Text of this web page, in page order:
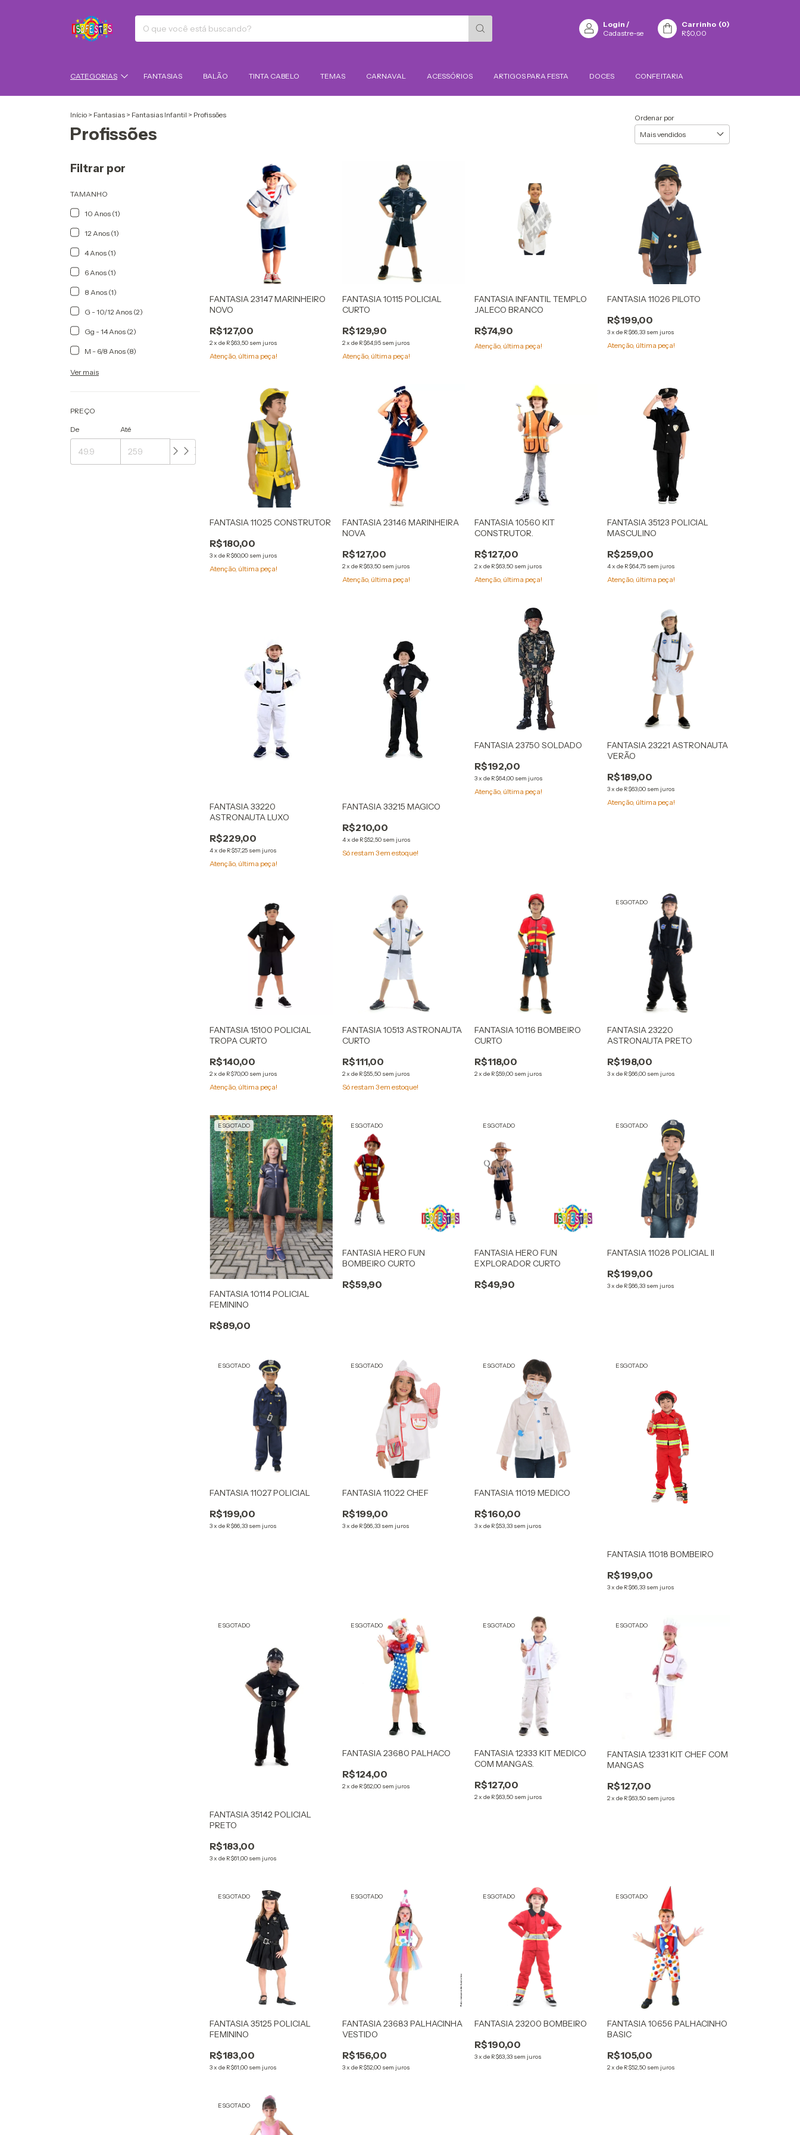
Login /
Cadastre-se
Carrinho (0)
R$0,00
CATEGORIAS FANTASIAS BALÃO TINTA CABELO TEMAS CARNAVAL ACESSÓRIOS ARTIGOS PARA FESTA DOCES CONFEITARIA
Início > Fantasias > Fantasias Infantil > Profissões
Profissões
Ordenar por
Filtrar por
TAMANHO
10 Anos (1)
12 Anos (1)
4 Anos (1)
6 Anos (1)
8 Anos (1)
G - 10/12 Anos (2)
Gg - 14 Anos (2)
M - 6/8 Anos (8)
Ver mais
PREÇO
De Até
FANTASIA 23147 MARINHEIRO
NOVO
R$127,00
2xde R$63,50 sem juros
Atenção, última peça!
FANTASIA 10115 POLICIAL
CURTO
R$129,90
2x de R$64,95 sem juros
Atenção, última peça!
FANTASIA INFANTIL TEMPLO
JALECO BRANCO
R$74,90
Atenção, última peça!
FANTASIA 11026 PILOTO
R$199,00
3x de R$66,33 sem juros
Atenção, última peça!
FANTASIA 11025 CONSTRUTOR
R$180,00
3xde R$60,00 sem juros
Atenção, última peça!
FANTASIA 23146 MARINHEIRA
NOVA
R$127,00
2x de R$63,50 sem juros
Atenção, última peça!
FANTASIA 10560 KIT
CONSTRUTOR.
R$127,00
2xde R$63,50 sem juros
Atenção, última peça!
FANTASIA 35123 POLICIAL
MASCULINO
R$259,00
4x de R$64,75 sem juros
Atenção, última peça!
FANTASIA 33220
ASTRONAUTA LUXO
R$229,00
4xde R$57,25 sem juros
Atenção, última peça!
FANTASIA 33215 MAGICO
R$210,00
4x de R$52,50 sem juros
Só restam 3em estoque!
FANTASIA 23750 SOLDADO
R$192,00
3xde R$64,00 sem juros
Atenção, última peça!
FANTASIA 23221 ASTRONAUTA
VERÃO
R$189,00
3x de R$63,00 sem juros
Atenção, última peça!
FANTASIA 15100 POLICIAL
TROPA CURTO
R$140,00
2xde R$70,00 sem juros
Atenção, última peça!
FANTASIA 10513 ASTRONAUTA
CURTO
R$111,00
2x de R$55,50 sem juros
Só restam 3em estoque!
FANTASIA 10116 BOMBEIRO
CURTO
R$118,00
2xde R$59,00 sem juros
ESGOTADO
FANTASIA 23220
ASTRONAUTA PRETO
R$198,00
3x de R$66,00 sem juros
ESGOTADO
FANTASIA 10114 POLICIAL
FEMININO
R$89,00
ESGOTADO
FANTASIA HERO FUN
BOMBEIRO CURTO
R$59,90
ESGOTADO
FANTASIA HERO FUN
EXPLORADOR CURTO
R$49,90
ESGOTADO
FANTASIA 11028 POLICIAL II
R$199,00
3x de R$66,33 sem juros
ESGOTADO
FANTASIA 11027 POLICIAL
R$199,00
3xde R$66,33 sem juros
ESGOTADO
FANTASIA 11022 CHEF
R$199,00
3x de R$66,33 sem juros
ESGOTADO
FANTASIA 11019 MEDICO
R$160,00
3xde R$53,33 sem juros
ESGOTADO
FANTASIA 11018 BOMBEIRO
R$199,00
3x de R$66,33 sem juros
ESGOTADO
FANTASIA 35142 POLICIAL
PRETO
R$183,00
3xde R$61,00 sem juros
ESGOTADO
FANTASIA 23680 PALHACO
R$124,00
2x de R$62,00 sem juros
ESGOTADO
FANTASIA 12333 KIT MEDICO
COM MANGAS.
R$127,00
2xde R$63,50 sem juros
ESGOTADO
FANTASIA 12331 KIT CHEF COM
MANGAS
R$127,00
2x de R$63,50 sem juros
ESGOTADO
FANTASIA 35125 POLICIAL
FEMININO
R$183,00
3xde R$61,00 sem juros
ESGOTADO
FANTASIA 23683 PALHACINHA
VESTIDO
R$156,00
3x de R$52,00 sem juros
ESGOTADO
FANTASIA 23200 BOMBEIRO
R$190,00
3xde R$63,33 sem juros
ESGOTADO
FANTASIA 10656 PALHACINHO
BASIC
R$105,00
2x de R$52,50 sem juros
ESGOTADO